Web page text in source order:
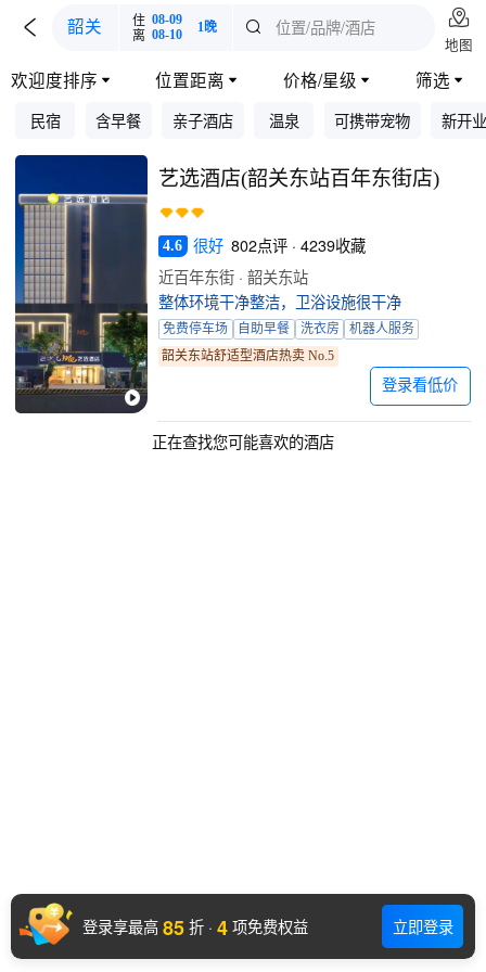
 韶关 住 08-09
离 08-10 1晚  位置/品牌/酒店 
地图
欢迎度排序  位置距离  价格/星级  筛选 
民宿 含早餐 亲子酒店 温泉 可携带宠物 新开业
艺选酒店(韶关东站百年东街店)
4.6 很好 802点评 · 4239收藏
近百年东街 · 韶关东站
整体环境干净整洁，卫浴设施很干净
免费停车场 自助早餐 洗衣房
机器人服务
韶关东站舒适型酒店热卖 No.5
登录看低价
正在查找您可能喜欢的酒店
登录享最高 85 折 · 4 项免费权益 立即登录